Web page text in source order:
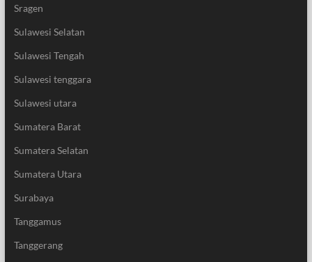
Sragen
Sulawesi Selatan
Sulawesi Tengah
Sulawesi tenggara
Sulawesi utara
Sumatera Barat
Sumatera Selatan
Sumatera Utara
Surabaya
Tanggamus
Tanggerang